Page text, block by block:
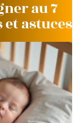
au 7
et astuces